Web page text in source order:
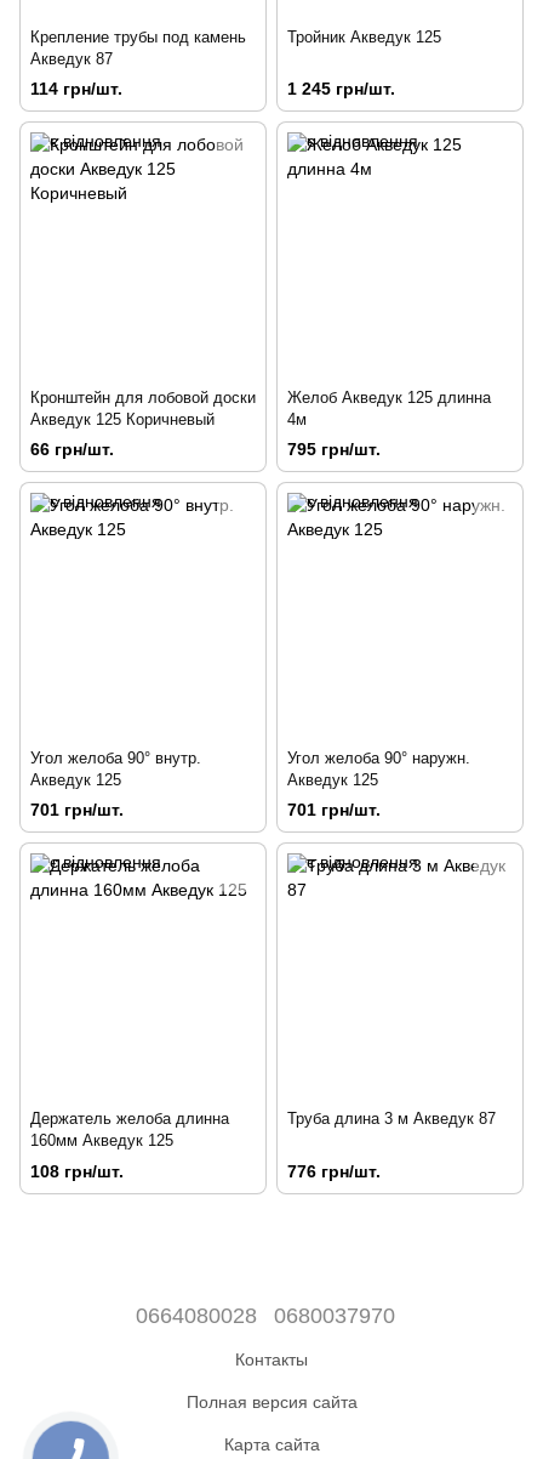
Крепление трубы под камень
Акведук 87
114 грн/шт.
Тройник Акведук 125
1 245 грн/шт.
Кронштейн для лобовой доски
Акведук 125 Коричневый
66 грн/шт.
Желоб Акведук 125 длинна
4м
795 грн/шт.
Угол желоба 90° внутр.
Акведук 125
701 грн/шт.
Угол желоба 90° наружн.
Акведук 125
701 грн/шт.
Держатель желоба длинна
160мм Акведук 125
108 грн/шт.
Труба длина 3 м Акведук 87
776 грн/шт.
0664080028 0680037970
Контакты
Полная версия сайта
Карта сайта